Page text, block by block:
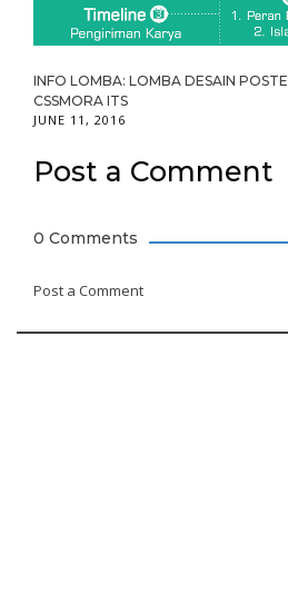
INFO LOMBA: LOMBA DESAIN
CSSMORA ITS
JUNE 11, 2016
Post a Comment
0 Comments
Post a Comment